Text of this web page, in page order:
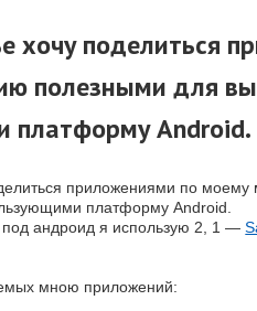
хочу поделиться
полезными для
платформу Android.
приложениями по
платформу Android.
под андроид я использую 2, 1 —
мною приложений: